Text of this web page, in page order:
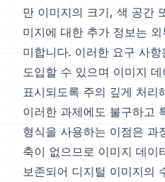
만 이미지의 크기, 색 공간
미지에 대한 추가 정보는
미합니다. 이러한 요구 사
도입할 수 있으며 이미지
표시되도록 주의 깊게 처리
이러한 과제에도 불구하고
형식을 사용하는 이점은 과
축이 없으므로 이미지 데이
보존되어 디지털 이미지의